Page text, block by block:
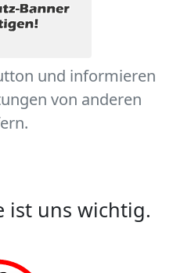
und informieren
von anderen
ist uns wichtig.